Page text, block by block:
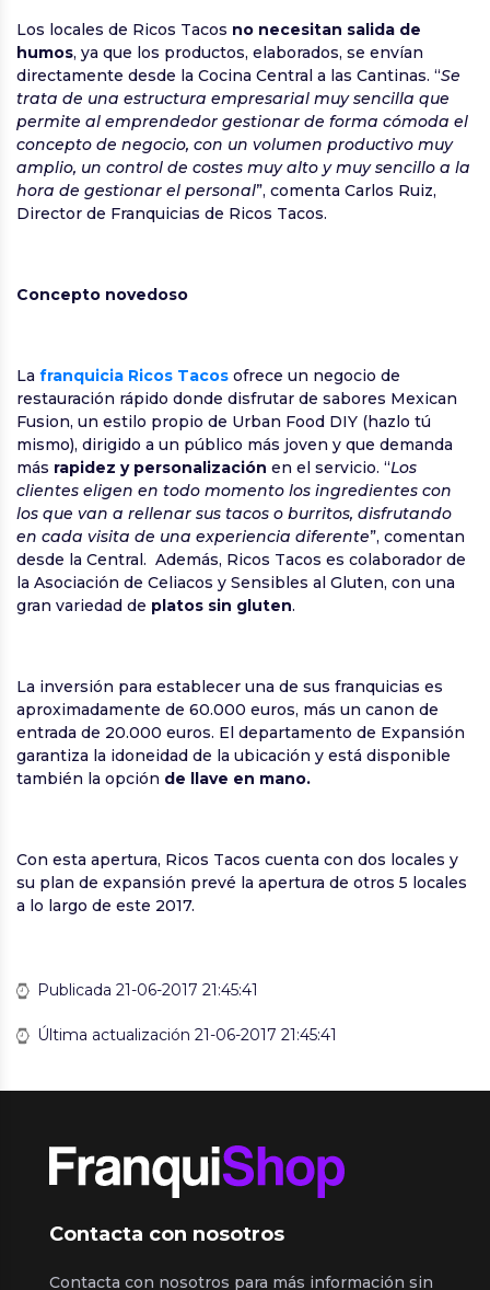
Los locales de Ricos Tacos no necesitan salida de
humos, ya que los productos, elaborados, se envían
directamente desde la Cocina Central a las Cantinas. “Se
trata de una estructura empresarial muy sencilla que
permite al emprendedor gestionar de forma cómoda el
concepto de negocio, con un volumen productivo muy
amplio, un control de costes muy alto y muy sencillo a la
hora de gestionar el personal”, comenta Carlos Ruiz,
Director de Franquicias de Ricos Tacos.
Concepto novedoso
La franquicia Ricos Tacos ofrece un negocio de
restauración rápido donde disfrutar de sabores Mexican
Fusion, un estilo propio de Urban Food DIY (hazlo tú
mismo), dirigido a un público más joven y que demanda
más rapidez y personalización en el servicio. “Los
clientes eligen en todo momento los ingredientes con
los que van a rellenar sus tacos o burritos, disfrutando
en cada visita de una experiencia diferente”, comentan
desde la Central. Además, Ricos Tacos es colaborador de
la Asociación de Celiacos y Sensibles al Gluten, con una
gran variedad de platos sin gluten.
La inversión para establecer una de sus franquicias es
aproximadamente de 60.000 euros, más un canon de
entrada de 20.000 euros. El departamento de Expansión
garantiza la idoneidad de la ubicación y está disponible
también la opción de llave en mano.
Con esta apertura, Ricos Tacos cuenta con dos locales y
su plan de expansión prevé la apertura de otros 5 locales
a lo largo de este 2017.
Publicada 21-06-2017 21:45:41
Última actualización 21-06-2017 21:45:41
Contacta con nosotros
Contacta con nosotros para más información sin